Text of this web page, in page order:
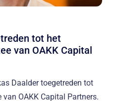
tot het
van OAKK Capital
Daalder toegetreden tot
OAKK Capital Partners.